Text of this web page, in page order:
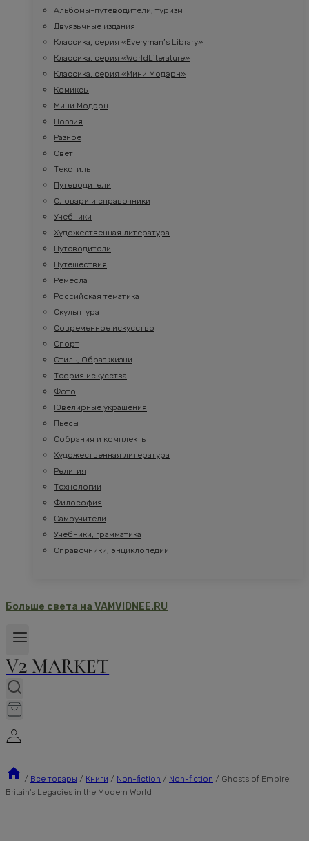
Альбомы-путеводители, туризм
Двуязычные издания
Классика, серия «Everyman’s Library»
Классика, серия «WorldLiterature»
Классика, серия «Мини Модэрн»
Комиксы
Мини Модэрн
Поэзия
Разное
Свет
Текстиль
Путеводители
Словари и справочники
Учебники
Художественная литература
Путеводители
Путешествия
Ремесла
Российская тематика
Скульптура
Современное искусство
Спорт
Стиль, Образ жизни
Теория искусства
Фото
Ювелирные украшения
Пьесы
Собрания и комплекты
Художественная литература
Религия
Технологии
Философия
Самоучители
Учебники, грамматика
Справочники, энциклопедии
Больше света на VAMVIDNEE.RU
V2 MARKET
/ Все товары / Книги / Non-fiction / Non-fiction / Ghosts of Empire:
Britain's Legacies in the Modern World